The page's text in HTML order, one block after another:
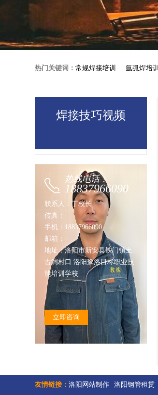
热门关键词： 常规焊接培训 氩弧焊培训
焊接技巧视频
热线电话：
18837966090
联系人：丁校长
传真：
手机：18837966090
邮箱：
地址：洛阳市新安县铁门镇土
古洞村口 洛阳豫洛目标职业技
能培训学校
立即咨询
友情链接： 洛阳网站制作 洛阳钢管租赁